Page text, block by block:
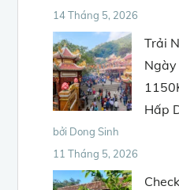
14 Tháng 5, 2026
Trải
Ngày
Hấp
bởi Dong Sinh
11 Tháng 5, 2026